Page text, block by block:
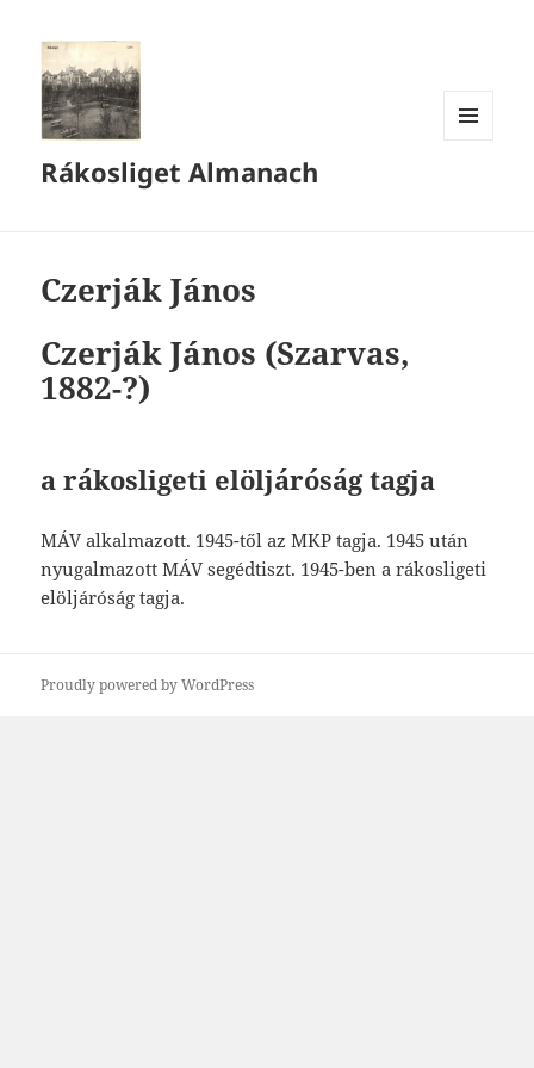
Rákosliget Almanach
Czerják János
Czerják János (Szarvas,
1882-?)
a rákosligeti elöljáróság tagja
MÁV alkalmazott. 1945-től az MKP tagja. 1945 után
nyugalmazott MÁV segédtiszt. 1945-ben a rákosligeti
elöljáróság tagja.
Proudly powered by WordPress